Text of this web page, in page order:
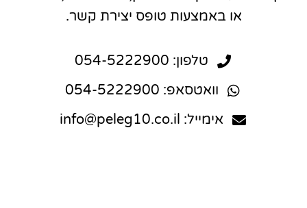
או באמצעות טופס יצירת קשר.
טלפון: 054-5222900
וואטסאפ: 054-5222900
אימייל: info@peleg10.co.il